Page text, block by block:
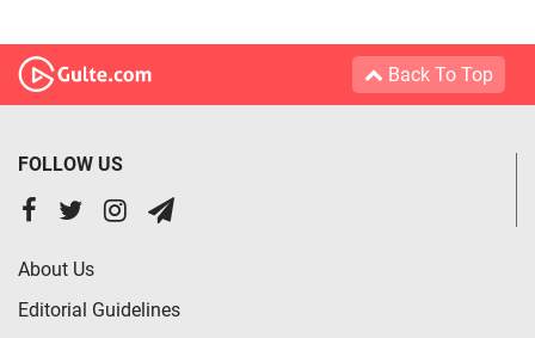
Back To Top
FOLLOW US
About Us
Editorial Guidelines